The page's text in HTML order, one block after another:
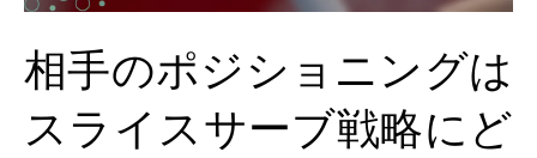
相手のポジショニングは
スライスサーブ戦略にど